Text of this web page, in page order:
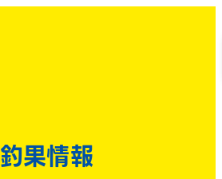
釣果情報